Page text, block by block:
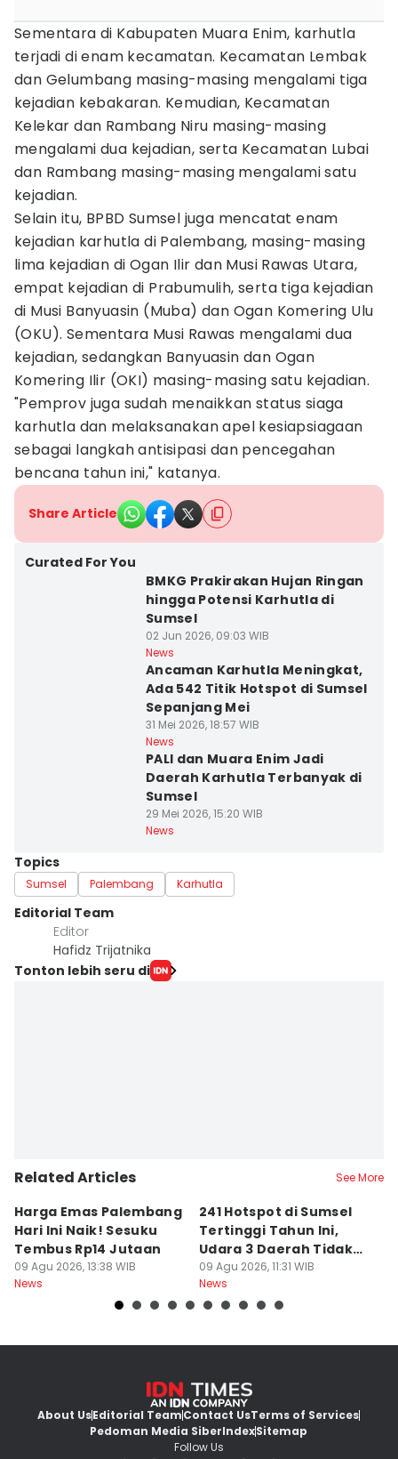
Sementara di Kabupaten Muara Enim, karhutla
terjadi di enam kecamatan. Kecamatan Lembak
dan Gelumbang masing-masing mengalami tiga
kejadian kebakaran. Kemudian, Kecamatan
Kelekar dan Rambang Niru masing-masing
mengalami dua kejadian, serta Kecamatan Lubai
dan Rambang masing-masing mengalami satu
kejadian.
Selain itu, BPBD Sumsel juga mencatat enam
kejadian karhutla di Palembang, masing-masing
lima kejadian di Ogan Ilir dan Musi Rawas Utara,
empat kejadian di Prabumulih, serta tiga kejadian
di Musi Banyuasin (Muba) dan Ogan Komering Ulu
(OKU). Sementara Musi Rawas mengalami dua
kejadian, sedangkan Banyuasin dan Ogan
Komering Ilir (OKI) masing-masing satu kejadian.
"Pemprov juga sudah menaikkan status siaga
karhutla dan melaksanakan apel kesiapsiagaan
sebagai langkah antisipasi dan pencegahan
bencana tahun ini," katanya.
Share Article
Curated For You
BMKG Prakirakan Hujan Ringan
hingga Potensi Karhutla di
Sumsel
02 Jun 2026, 09:03 WIB
News
Ancaman Karhutla Meningkat,
Ada 542 Titik Hotspot di Sumsel
Sepanjang Mei
31 Mei 2026, 18:57 WIB
News
PALI dan Muara Enim Jadi
Daerah Karhutla Terbanyak di
Sumsel
29 Mei 2026, 15:20 WIB
News
Topics
Sumsel Palembang Karhutla
Editorial Team
Editor
Hafidz Trijatnika
Tonton lebih seru di
Related Articles See More
Harga Emas Palembang
Hari Ini Naik! Sesuku
Tembus Rp14 Jutaan
09 Agu 2026, 13:38 WIB
News
241 Hotspot di Sumsel
Tertinggi Tahun Ini,
Udara 3 Daerah Tidak
Sehat
09 Agu 2026, 11:31 WIB
News
About UsEditorial TeamContact UsTerms of Services
Pedoman Media SiberIndexSitemap
Follow Us